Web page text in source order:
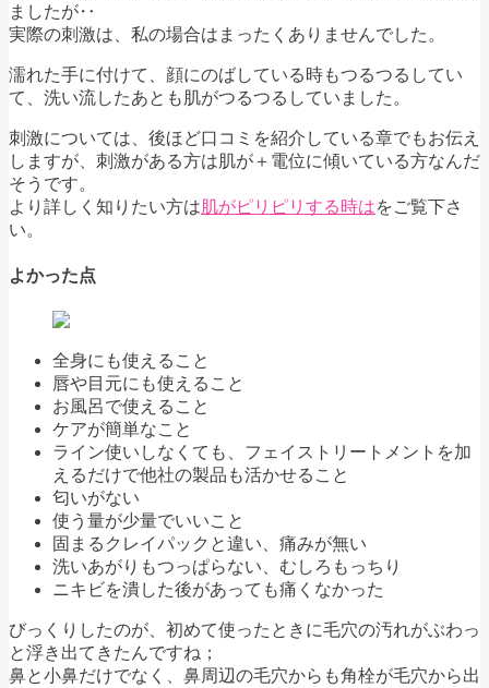
ましたが‥
実際の刺激は、私の場合はまったくありませんでした。
濡れた手に付けて、顔にのばしている時もつるつるしてい
て、洗い流したあとも肌がつるつるしていました。
刺激については、後ほど口コミを紹介している章でもお伝え
しますが、刺激がある方は肌が＋電位に傾いている方なんだ
そうです。
より詳しく知りたい方は 肌がピリピリする時はをご覧下さ
い。
よかった点
全身にも使えること
唇や目元にも使えること
お風呂で使えること
ケアが簡単なこと
ライン使いしなくても、フェイストリートメントを加
えるだけで他社の製品も活かせること
匂いがない
使う量が少量でいいこと
固まるクレイパックと違い、痛みが無い
洗いあがりもつっぱらない、むしろもっちり
ニキビを潰した後があっても痛くなかった
びっくりしたのが、初めて使ったときに毛穴の汚れがぶわっ
と浮き出てきたんですね；
鼻と小鼻だけでなく、鼻周辺の毛穴からも角栓が毛穴から出